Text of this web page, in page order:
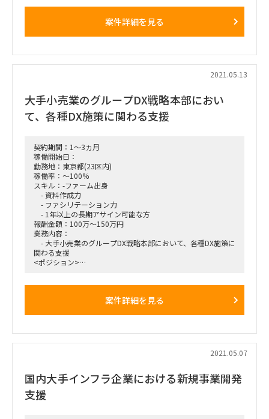
・現時点で存在しているボールの具体例は
・業界キープレイヤーである芸能事務所との組み方戦略検討、
・バイラルやパブリシティ、paidその他含む、低コストでの
ユーザー獲得戦略検討、実行
・動画獲得戦略の立案、実行
込みと、具体的な実装
・データ分析に基づく事業への示唆だしと実行
・その他、事業全体を俯瞰した上での積極的なイシュー・論点
だしと、それのつぶし込み
期間
・まずは最短7/1～の1か月100%稼働だが、その後は半年～年
単位で関与頂きたい
・その間、一定の稼働率調整は可
就業場所
・外部アポを除き、フルリモート。外部アポの場合も、コロナ
中は原則リモートの想定
・必要に応じて、対面打ち合わせは可
案件詳細を見る
2021.05.13
大手小売業のグループDX戦略本部におい
て、各種DX施策に関わる支援
契約期間：1～3ヵ月
稼働開始日：
勤務地：東京都(23区内)
稼働率：～100%
スキル：-ファーム出身
- 資料作成力
- ファシリテーション力
- 1年以上の長期アサイン可能な方
報酬金額：100万～150万円
業務内容：
- 大手小売業のグループDX戦略本部において、各種DX施策に
関わる支援
<ポジション>
常駐できる方を優先させていただいております。
<稼働率>
100%
案件詳細を見る
2021.05.07
国内大手インフラ企業における新規事業開発
支援